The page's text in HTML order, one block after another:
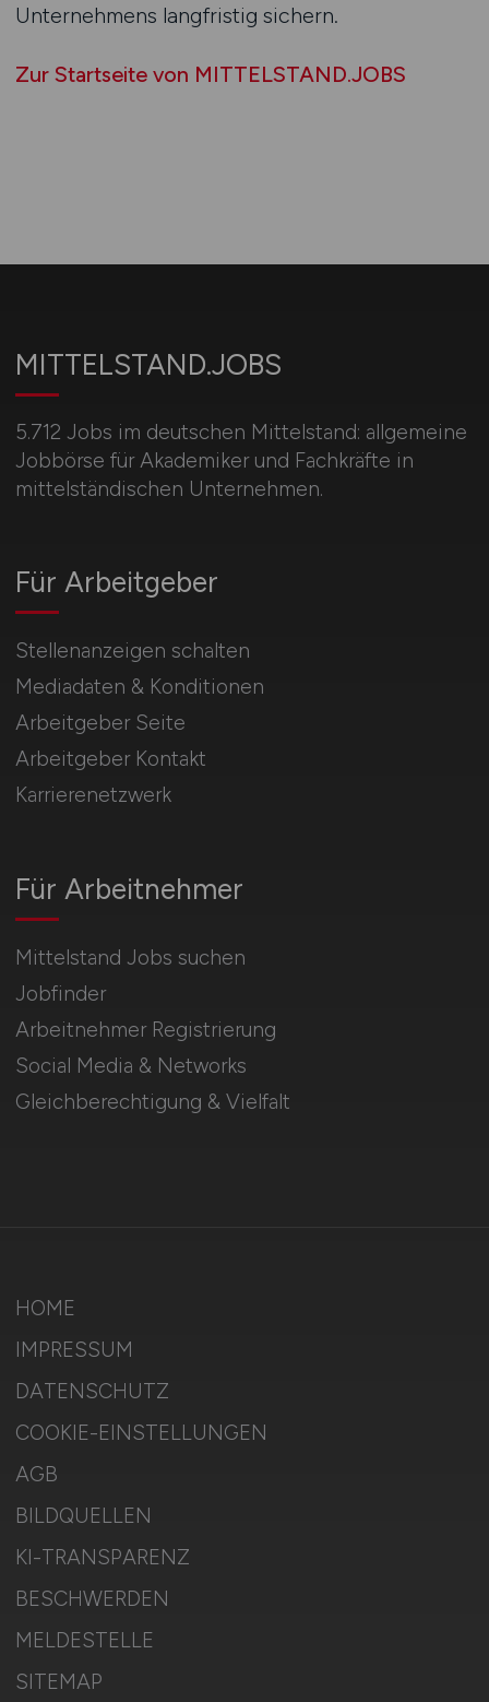
Unternehmens langfristig sichern.
Zur Startseite von MITTELSTAND.JOBS
MITTELSTAND.JOBS
5.712 Jobs im deutschen Mittelstand: allgemeine
Jobbörse für Akademiker und Fachkräfte in
mittelständischen Unternehmen.
Für Arbeitnehmer
Mittelstand Jobs suchen
Jobfinder
Arbeitnehmer Registrierung
Social Media & Networks
Gleichberechtigung & Vielfalt
Für Arbeitgeber
Stellenanzeigen schalten
Mediadaten & Konditionen
Arbeitgeber Seite
Arbeitgeber Kontakt
Karrierenetzwerk
HOME
IMPRESSUM
DATENSCHUTZ
COOKIE-EINSTELLUNGEN
AGB
BILDQUELLEN
KI-TRANSPARENZ
BESCHWERDEN
MELDESTELLE
SITEMAP